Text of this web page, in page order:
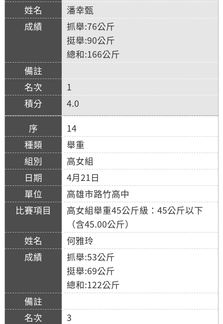
潘幸甄
抓舉:76公斤
挺舉:90公斤
總和:166公斤
1
4.0
14
舉重
高女組
4月21日
高雄市路竹高中
高女組舉重45公斤級：45公斤以下
（含45.00公斤）
何雅玲
抓舉:53公斤
挺舉:69公斤
總和:122公斤
3